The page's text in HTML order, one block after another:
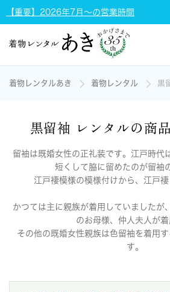
【重要】2026年7月～の営業時間
着物レンタルあき 着物レンタル 黒
黒留袖 レンタルの商
留袖は既婚女性の正礼装です。江戸時代
短くして脇に留めたのが留袖
江戸褄模様の模様付けから、江戸褄
かつては主に親族が着用していましたが
のお母様、仲人夫人が着
その他の既婚女性親族は色留袖を着用
す。